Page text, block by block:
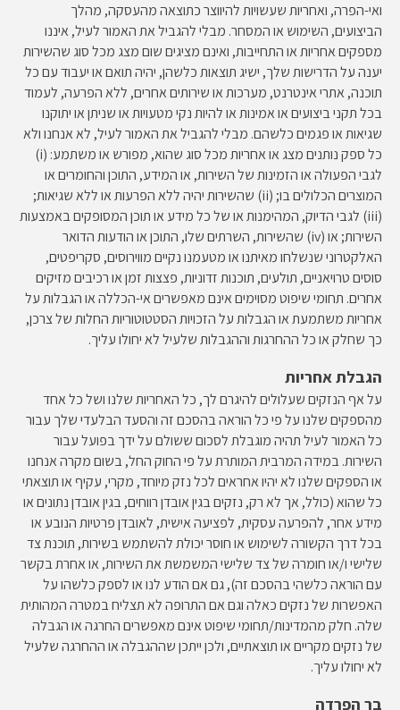
ואי-הפרה, ואחריות שעשויות להיווצר כתוצאה מהעסקה, מהלך
הביצועים, השימוש או המסחר. מבלי להגביל את האמור לעיל, איננו
מספקים אחריות או התחייבות, ואינם מציגים שום מצג מכל סוג שהשירות
יענה על הדרישות שלך, ישיג תוצאות כלשהן, יהיה תואם או יעבוד עם כל
תוכנה, אתרי אינטרנט, מערכות או שירותים אחרים, ללא הפרעה, לעמוד
בכל תקני ביצועים או אמינות או להיות נקי מטעויות או שניתן או יתוקנו
שגיאות או פגמים כלשהם. מבלי להגביל את האמור לעיל, לא אנחנו ולא
כל ספק נותנים מצג או אחריות מכל סוג שהוא, מפורש או משתמע: (i)
לגבי הפעולה או הזמינות של השירות, או המידע, התוכן והחומרים או
המוצרים הכלולים בו; (ii) שהשירות יהיה ללא הפרעות או ללא שגיאות;
(iii) לגבי הדיוק, המהימנות או של כל מידע או תוכן המסופקים באמצעות
השירות; או (iv) שהשירות, השרתים שלו, התוכן או הודעות הדואר
האלקטרוני שנשלחו מאיתנו או מטעמנו נקיים מווירוסים, סקריפטים,
סוסים טרויאניים, תולעים, תוכנות זדוניות, פצצות זמן או רכיבים מזיקים
אחרים. תחומי שיפוט מסוימים אינם מאפשרים אי-הכללה או הגבלות על
אחריות משתמעת או הגבלות על הזכויות הסטטוטוריות החלות של צרכן,
כך שחלק או כל ההחרגות וההגבלות שלעיל לא יחולו עליך.
הגבלת אחריות
על אף הנזקים שעלולים להיגרם לך, כל האחריות שלנו ושל כל אחד
מהספקים שלנו על פי כל הוראה בהסכם זה והסעד הבלעדי שלך עבור
כל האמור לעיל תהיה מוגבלת לסכום ששולם על ידך בפועל עבור
השירות. במידה המרבית המותרת על פי החוק החל, בשום מקרה אנחנו
או הספקים שלנו לא יהיו אחראים לכל נזק מיוחד, מקרי, עקיף או תוצאתי
כל שהוא (כולל, אך לא רק, נזקים בגין אובדן רווחים, בגין אובדן נתונים או
מידע אחר, להפרעה עסקית, לפציעה אישית, לאובדן פרטיות הנובע או
בכל דרך הקשורה לשימוש או חוסר יכולת להשתמש בשירות, תוכנת צד
שלישי ו/או חומרה של צד שלישי המשמשת את השירות, או אחרת בקשר
עם הוראה כלשהי בהסכם זה), גם אם הודע לנו או לספק כלשהו על
האפשרות של נזקים כאלה וגם אם התרופה לא תצליח במטרה המהותית
שלה. חלק מהמדינות/תחומי שיפוט אינם מאפשרים החרגה או הגבלה
של נזקים מקריים או תוצאתיים, ולכן ייתכן שההגבלה או ההחרגה שלעיל
לא יחולו עליך.
בר הפרדה